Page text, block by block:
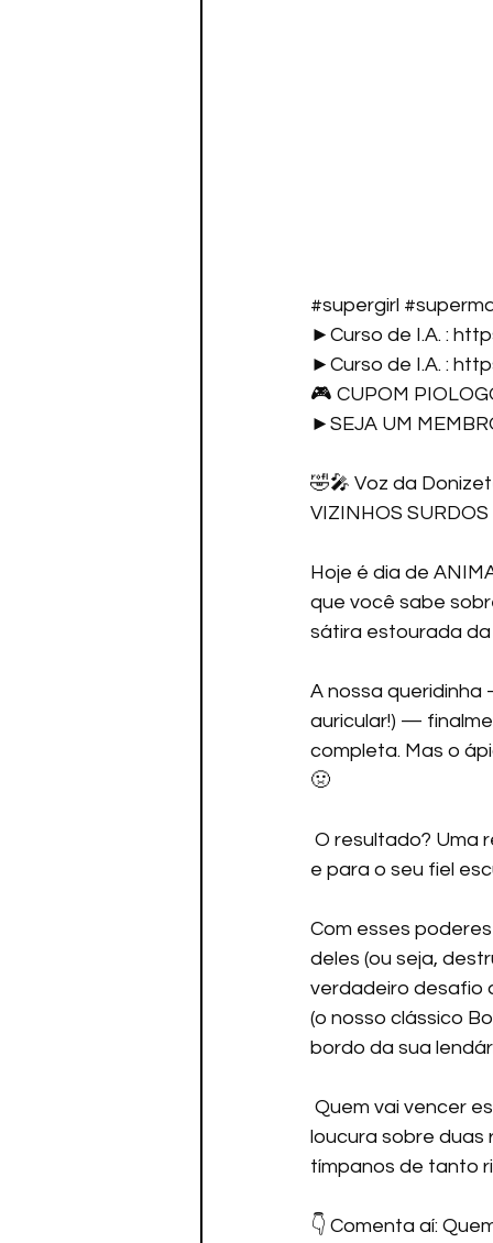
#supergirl
►Curso de I.A. :
►Curso de I.A. :
🎮 CUPOM
►SEJA UM
🤣🎤 Voz da
VIZINHOS
Hoje é dia de
que você sabe
sátira estourada da
A nossa
auricular!) —
completa. Mas o
🤢
e para o seu fiel
Com esses
deles (ou seja,
verdadeiro desafio
(o nosso clássico
bordo da sua
loucura sobre duas
tímpanos de tanto
👇 Comenta aí: